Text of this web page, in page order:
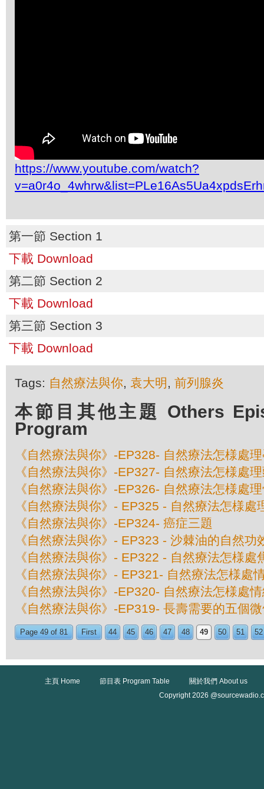
https://www.youtube.com/watch?
第一節 Section 1
下載 Download
第二節 Section 2
下載 Download
第三節 Section 3
下載 Download
Tags: 自然療法與你, 袁大明 , 前列腺炎
本節目其他主題 Others
Program
《自然療法與你》-EP328- 自然療法怎様處
《自然療法與你》-EP327- 自然療法怎様處
《自然療法與你》-EP326- 自然療法怎様處
《自然療法與你》- EP325 - 自然療法怎様處
《自然療法與你》-EP324- 癌症三題
《自然療法與你》- EP323 - 沙棘油的自然功
《自然療法與你》- EP322 - 自然療法怎様處
《自然療法與你》- EP321- 自然療法怎様處
《自然療法與你》-EP320- 自然療法怎様處
《自然療法與你》-EP319- 長壽需要的五個
Page 49 of 81 First 44 45 46 47 48 49 50 51 52
主頁 Home 節目表 Program Table
關於我們 About us
Copyright 2026